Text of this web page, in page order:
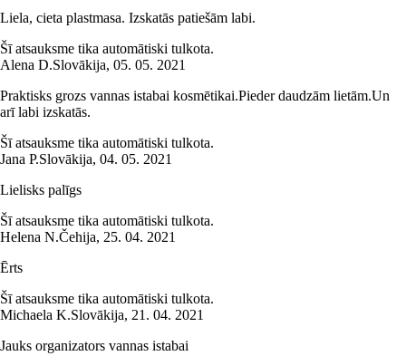
Liela, cieta plastmasa. Izskatās patiešām labi.
Šī atsauksme tika automātiski tulkota.
Alena D.Slovākija, 05. 05. 2021
Praktisks grozs vannas istabai kosmētikai.Pieder daudzām lietām.Un
arī labi izskatās.
Šī atsauksme tika automātiski tulkota.
Jana P.Slovākija, 04. 05. 2021
Lielisks palīgs
Šī atsauksme tika automātiski tulkota.
Helena N.Čehija, 25. 04. 2021
Ērts
Šī atsauksme tika automātiski tulkota.
Michaela K.Slovākija, 21. 04. 2021
Jauks organizators vannas istabai